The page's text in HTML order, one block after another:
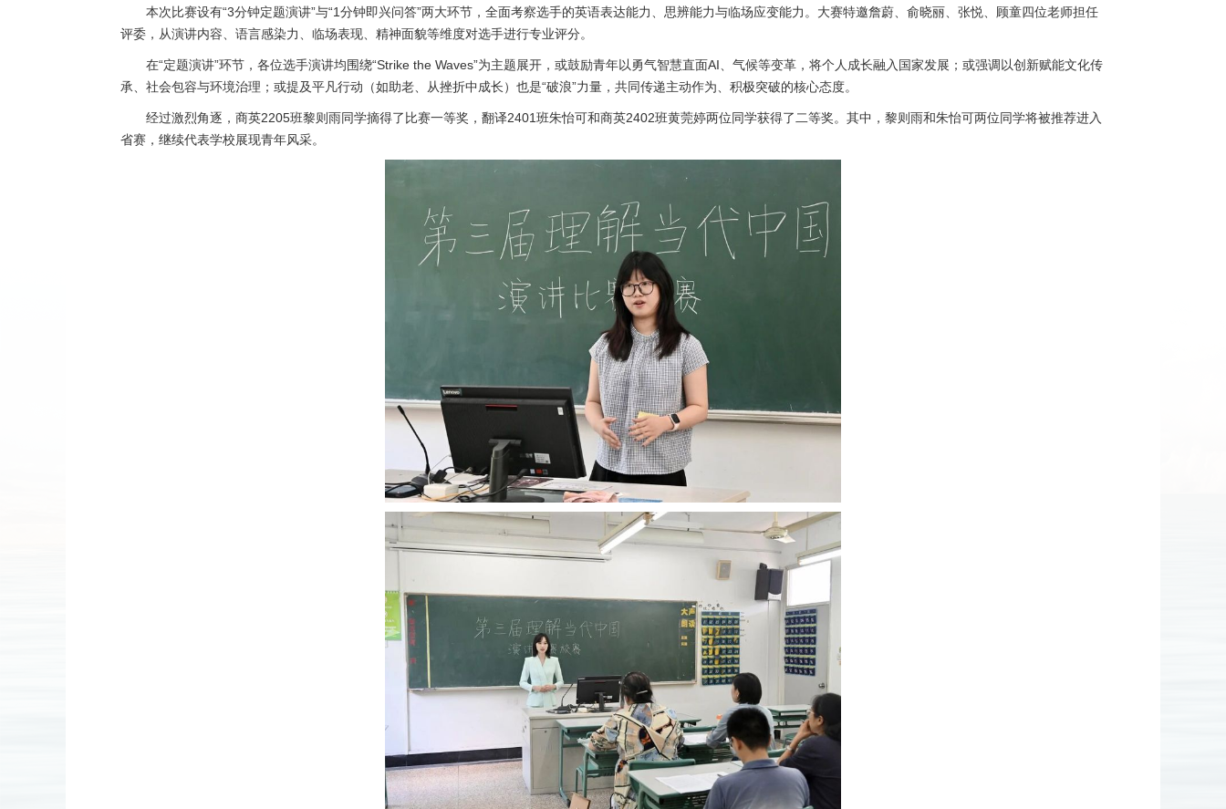
本次比赛设有“3分钟定题演讲”与“1分钟即兴问答”两大环节，全面考察选手的英语表达能力、思辨能力与临场应变能力。大赛特邀詹蔚、俞晓丽、张悦、顾童四位老师担任
评委，从演讲内容、语言感染力、临场表现、精神面貌等维度对选手进行专业评分。
在“定题演讲”环节，各位选手演讲均围绕“Strike the Waves”为主题展开，或鼓励青年以勇气智慧直面AI、气候等变革，将个人成长融入国家发展；或强调以创新赋能文化传
承、社会包容与环境治理；或提及平凡行动（如助老、从挫折中成长）也是“破浪”力量，共同传递主动作为、积极突破的核心态度。
经过激烈角逐，商英2205班黎则雨同学摘得了比赛一等奖，翻译2401班朱怡可和商英2402班黄莞婷两位同学获得了二等奖。其中，黎则雨和朱怡可两位同学将被推荐进入
省赛，继续代表学校展现青年风采。